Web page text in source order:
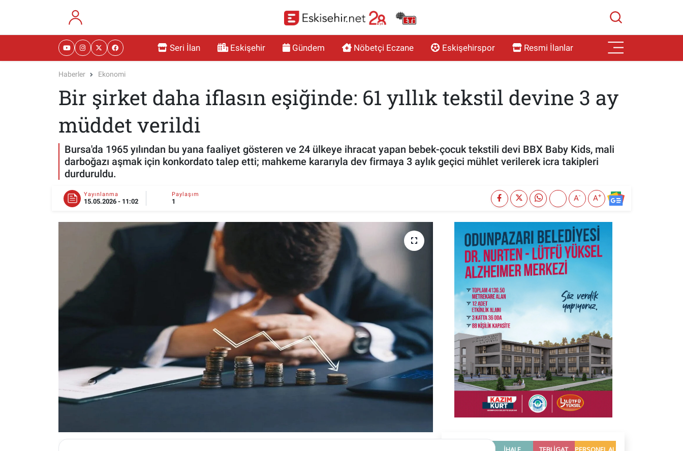
Seri İlan Eskişehir Gündem Nöbetçi Eczane Eskişehirspor Resmi İlanlar
Haberler Ekonomi
Bir şirket daha iflasın eşiğinde: 61 yıllık tekstil devine 3 ay
müddet verildi
Bursa'da 1965 yılından bu yana faaliyet gösteren ve 24 ülkeye ihracat yapan bebek-çocuk tekstili devi BBX Baby Kids, mali
darboğazı aşmak için konkordato talep etti; mahkeme kararıyla dev firmaya 3 aylık geçici mühlet verilerek icra takipleri
durduruldu.
Yayınlanma
15.05.2026 - 11:02
Paylaşım
1 A- A+
RESMİ İLANLAR
MAGAZİN
TEKNOLOJİ
ESKİŞEHİR NÖBETÇİ ECZANELER
Eskişehir Haber İçerikleri
Eskişehir Hava Durumu
Eskişehir Nöbetçi Eczaneler
Eskişehir Namaz Vakitleri
Eskişehir Trafik Yoğunluk Haritası
Süper Lig Puan Durumu ve Fikstür
Tüm Manşetler
Son Dakika Haberleri
Haber Arşivi